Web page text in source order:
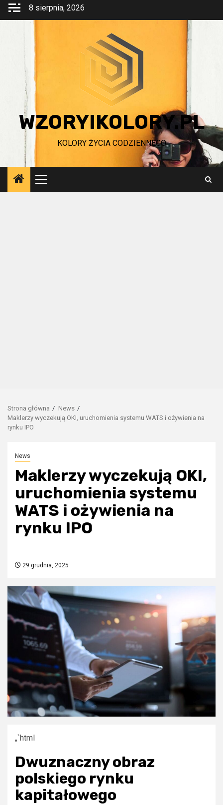
Przejdź
8 sierpnia, 2026
WZORYIKOLORY.PL
KOLORY ŻYCIA CODZIENNEGO
Menu
główne
Strona główna
News
Maklerzy wyczekują OKI, uruchomienia systemu WATS i ożywienia na
rynku IPO
News
Maklerzy wyczekują OKI,
uruchomienia systemu
WATS i ożywienia na
rynku IPO
29 grudnia, 2025
„`html
Dwuznaczny obraz
polskiego rynku
kapitałowego